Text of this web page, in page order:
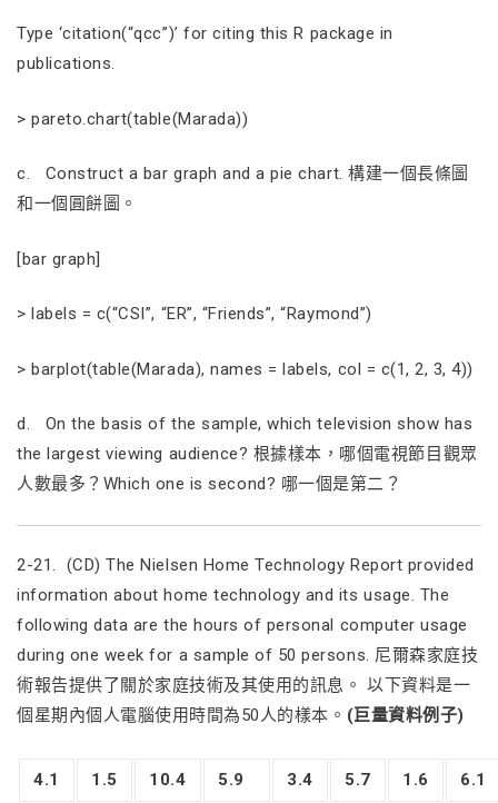
Type ‘citation(“qcc”)’ for citing this R package in
publications.
> pareto.chart(table(Marada))
c. Construct a bar graph and a pie chart. 構建一個長條圖
和一個圓餅圖。
[bar graph]
> labels = c(“CSI”, “ER”, “Friends”, “Raymond”)
> barplot(table(Marada), names = labels, col = c(1, 2, 3, 4))
d. On the basis of the sample, which television show has
the largest viewing audience? 根據樣本，哪個電視節目觀眾
人數最多？Which one is second? 哪一個是第二？
2-21. (CD) The Nielsen Home Technology Report provided
information about home technology and its usage. The
following data are the hours of personal computer usage
during one week for a sample of 50 persons. 尼爾森家庭技
術報告提供了關於家庭技術及其使用的訊息。 以下資料是一
個星期內個人電腦使用時間為50人的樣本。 (巨量資料例子)
4.1 1.5 10.4 5.9 3.4 5.7 1.6 6.1